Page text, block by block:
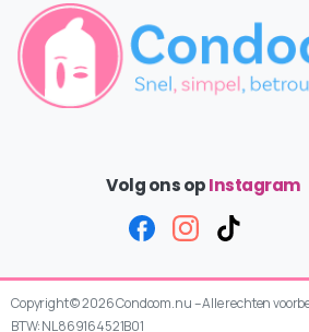
Volg ons opInstagram
Copyright © 2026 Condoom.nu – Alle rechten
BTW: NL869164521B01